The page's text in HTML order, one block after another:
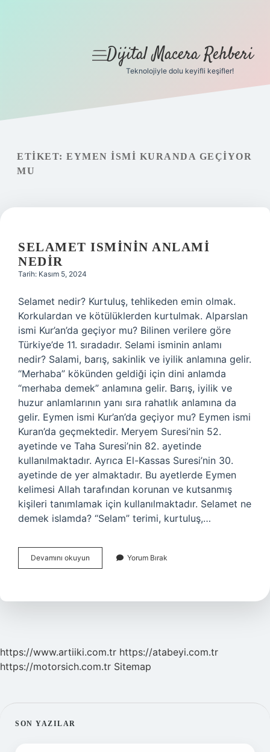
Gizlilik Politikası
Hakkımızda
menüyü
Dijital Macera Rehberi
Teknolojiyle dolu keyifli keşifler!
ETIKET: EYMEN ISMI KURANDA GEÇIYOR
MU
SELAMET ISMININ ANLAMI
NEDIR
Tarih: Kasım 5, 2024
Selamet nedir? Kurtuluş, tehlikeden emin olmak.
Korkulardan ve kötülüklerden kurtulmak. Alparslan
ismi Kur’an’da geçiyor mu? Bilinen verilere göre
Türkiye’de 11. sıradadır. Selami isminin anlamı
nedir? Salami, barış, sakinlik ve iyilik anlamına gelir.
“Merhaba” kökünden geldiği için dini anlamda
“merhaba demek” anlamına gelir. Barış, iyilik ve
huzur anlamlarının yanı sıra rahatlık anlamına da
gelir. Eymen ismi Kur’an’da geçiyor mu? Eymen ismi
Kuran’da geçmektedir. Meryem Suresi’nin 52.
ayetinde ve Taha Suresi’nin 82. ayetinde
kullanılmaktadır. Ayrıca El-Kassas Suresi’nin 30.
ayetinde de yer almaktadır. Bu ayetlerde Eymen
kelimesi Allah tarafından korunan ve kutsanmış
kişileri tanımlamak için kullanılmaktadır. Selamet ne
demek islamda? “Selam” terimi, kurtuluş,…
Devamını okuyun Selamet
Isminin
Yorum Bırak
https://www.artiiki.com.tr https://atabeyi.com.tr
https://motorsich.com.tr Sitemap
SIDEBAR
SON YAZILAR